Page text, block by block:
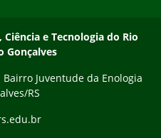
e Tecnologia do Rio
Gonçalves
Juventude da Enologia
RS